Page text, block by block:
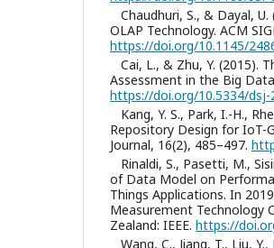
Chaudhuri, S., & Dayal,
OLAP Technology. ACM
https://doi.org/10.1145/
Cai, L., & Zhu, Y. (2015).
Assessment in the Big
https://doi.org/10.5334/dsj-
Kang, Y. S., Park, I.-H.,
Repository Design for IoT-
Journal, 16(2), 485–497.
Rinaldi, S., Pasetti, M.,
of Data Model on
Things Applications. In
Measurement Technology
Zealand: IEEE. https://
Wang, C., Jiang, T., Liu,